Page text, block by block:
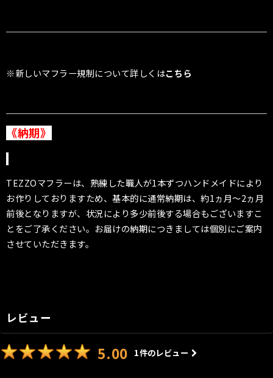
※新しいマフラー規制について詳しくはこちら
《納期》
TEZZOマフラーは、熟練した職人が1本ずつハンドメイドにより
お作りしておりますため、基本的に通常納期は、約1ヵ月〜2ヵ月
前後となりますが、状況により多少前後する場合もございますこ
とをご了承ください。お届けの納期につきましては個別にご案内
させていただきます。
レビュー
5.00 1件のレビュー